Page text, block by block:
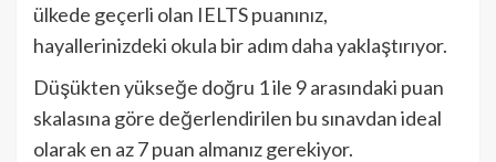
ülkede geçerli olan IELTS puanınız,
hayallerinizdeki okula bir adım daha yaklaştırıyor.
Düşükten yükseğe doğru 1 ile 9 arasındaki puan
skalasına göre değerlendirilen bu sınavdan ideal
olarak en az 7 puan almanız gerekiyor.